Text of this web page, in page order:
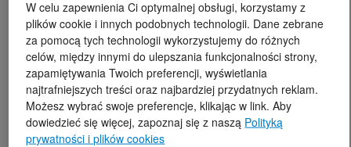
W celu zapewnienia Ci optymalnej obsługi, korzystamy z
plików cookie i innych podobnych technologii. Dane zebrane
za pomocą tych technologii wykorzystujemy do różnych
celów, między innymi do ulepszania funkcjonalności strony,
zapamiętywania Twoich preferencji, wyświetlania
najtrafniejszych treści oraz najbardziej przydatnych reklam.
Możesz wybrać swoje preferencje, klikając w link. Aby
dowiedzieć się więcej, zapoznaj się z naszą Polityką
prywatności i plików cookies